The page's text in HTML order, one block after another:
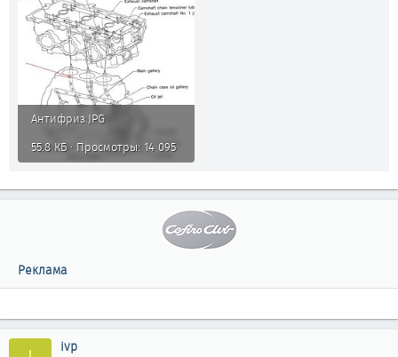
Антифриз.JPG
55.8 КБ · Просмотры: 14 095
Реклама
ivp